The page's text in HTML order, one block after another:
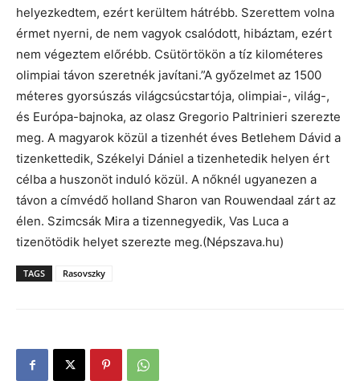
helyezkedtem, ezért kerültem hátrébb. Szerettem volna
érmet nyerni, de nem vagyok csalódott, hibáztam, ezért
nem végeztem előrébb. Csütörtökön a tíz kilométeres
olimpiai távon szeretnék javítani.”A győzelmet az 1500
méteres gyorsúszás világcsúcstartója, olimpiai-, világ-,
és Európa-bajnoka, az olasz Gregorio Paltrinieri szerezte
meg. A magyarok közül a tizenhét éves Betlehem Dávid a
tizenkettedik, Székelyi Dániel a tizenhetedik helyen ért
célba a huszonöt induló közül. A nőknél ugyanezen a
távon a címvédő holland Sharon van Rouwendaal zárt az
élen. Szimcsák Mira a tizennegyedik, Vas Luca a
tizenötödik helyet szerezte meg.(Népszava.hu)
TAGS Rasovszky